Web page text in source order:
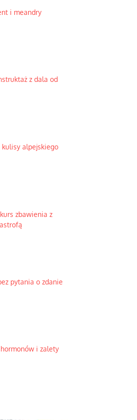
i meandry
z dala od
kulisy alpejskiego
zbawienia z
pytania o zdanie
i zalety